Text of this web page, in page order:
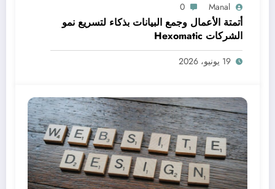
Manal
0
أتمتة الأعمال وجمع البيانات بذكاء لتسريع نمو
الشركات Hexomatic
19 يونيو، 2026